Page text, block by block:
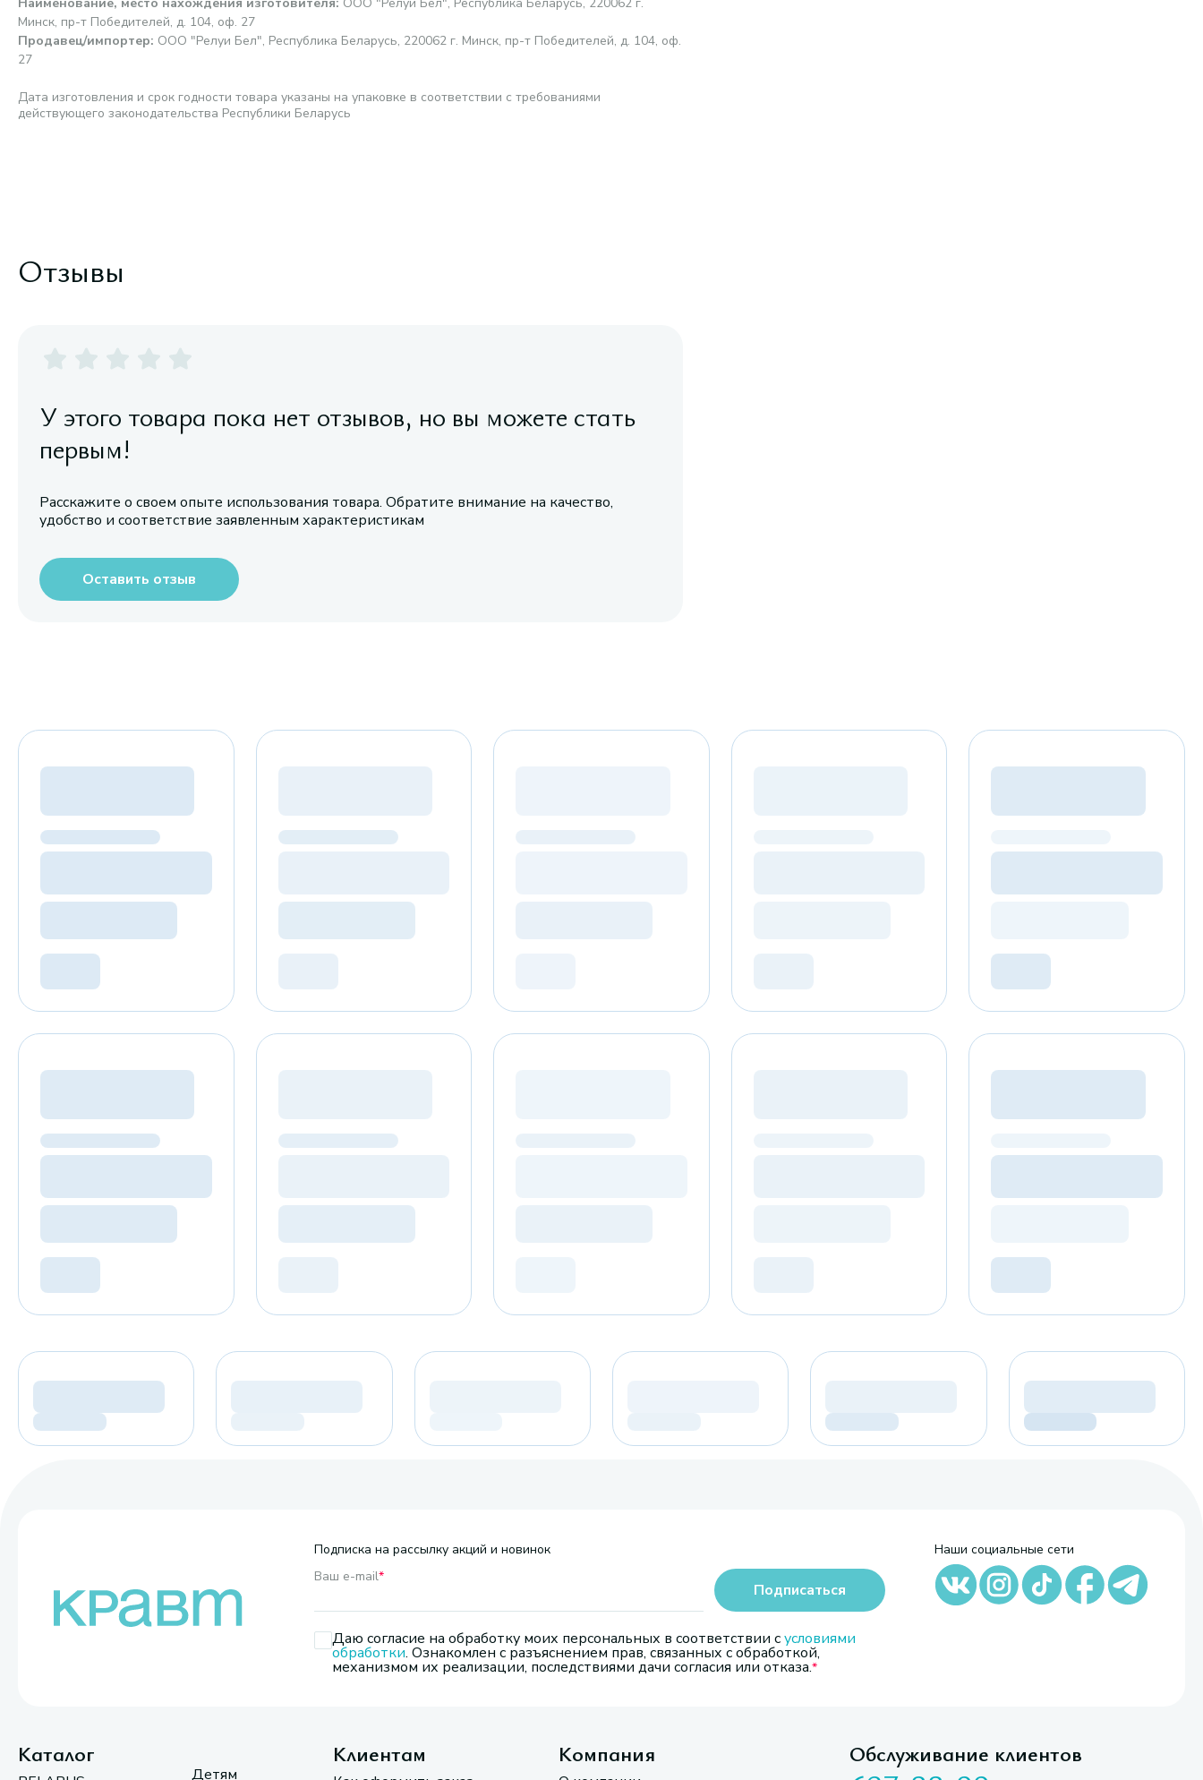
Минск, пр-т Победителей, д. 104, оф. 27
Продавец/импортер: ООО "Релуи Бел", Республика Беларусь, 220062 г. Минск, пр-т Победителей, д. 104, оф.
27
Дата изготовления и срок годности товара указаны на упаковке в соответствии с требованиями
действующего законодательства Республики Беларусь
Отзывы
У этого товара пока нет отзывов, но вы можете стать
первым!
Расскажите о своем опыте использования товара. Обратите внимание на качество,
удобство и соответствие заявленным характеристикам
Оставить отзыв
Подписка на рассылку акций и новинок
Ваш e-mail*
Даю согласие на обработку моих персональных в соответствии сусловиями
обработки. Ознакомлен с разъяснением прав, связанных с обработкой,
механизмом их реализации, последствиями дачи согласия или отказа.
Подписаться
Наши социальные сети
Каталог
Детям
Клиентам Компания Обслуживание клиентов